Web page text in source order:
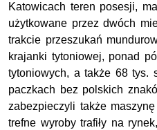
Katowicach teren posesji,
użytkowane przez dwóch
trakcie przeszukań
krajanki tytoniowej, ponad
tytoniowych, a także 68 tys.
paczkach bez polskich
zabezpieczyli także
trefne wyroby trafiły na